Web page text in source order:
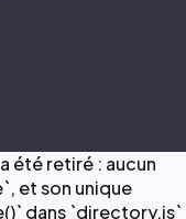
été retiré : aucun
et son unique
dans `directory.js`